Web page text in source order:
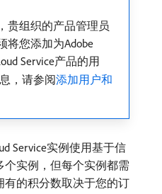
贵组织的产品管理员
将您添加为Adobe
Service产品的用
，请参阅添加用户和
Service实例使用基于信
实例，但每个实例都需
的积分数取决于您的订